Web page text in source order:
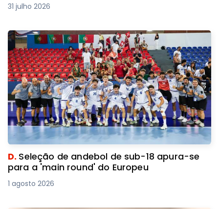
31 julho 2026
D. Seleção de andebol de sub-18 apura-se
para a 'main round' do Europeu
1 agosto 2026